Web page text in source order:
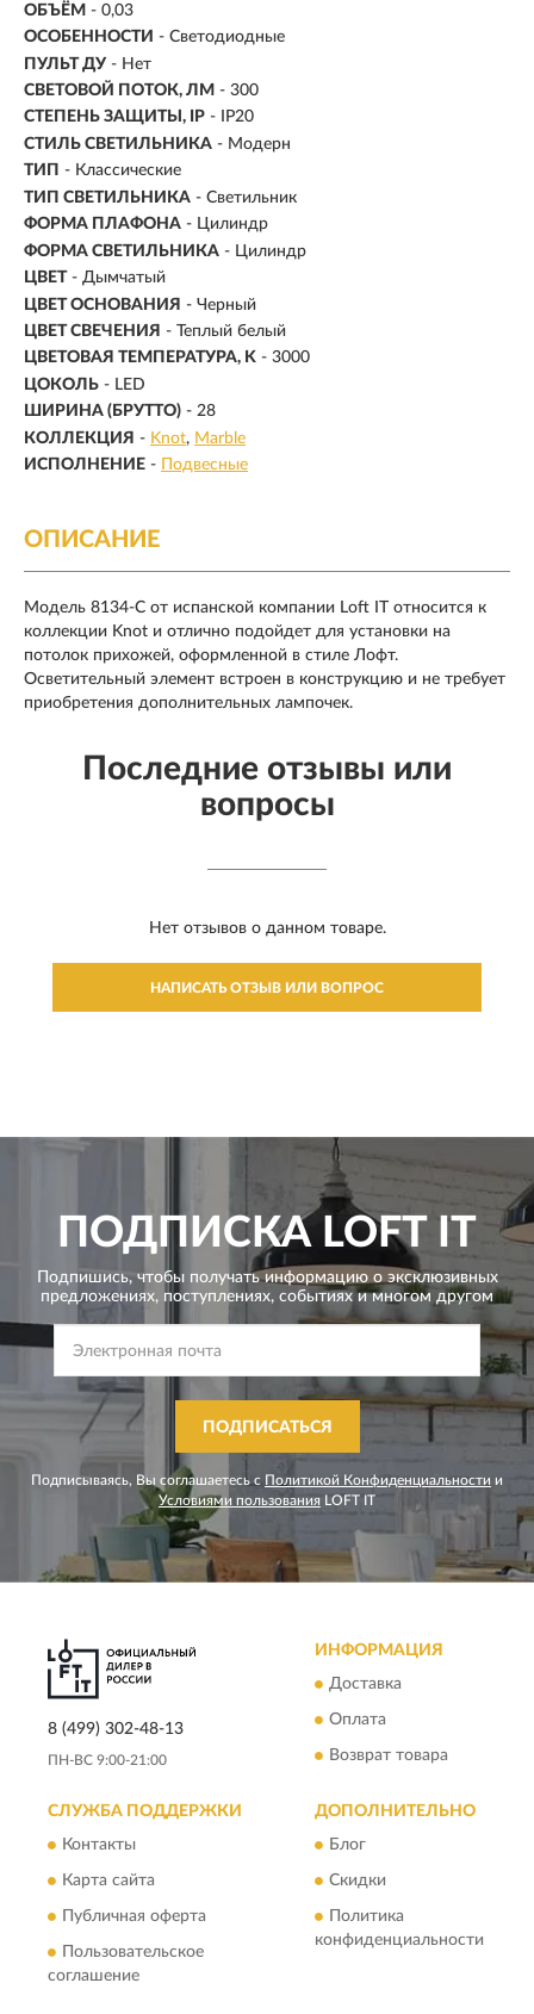
ОБЪЁМ - 0,03
ОСОБЕННОСТИ - Светодиодные
ПУЛЬТ ДУ - Нет
СВЕТОВОЙ ПОТОК, ЛМ - 300
СТЕПЕНЬ ЗАЩИТЫ, IP - IP20
СТИЛЬ СВЕТИЛЬНИКА - Модерн
ТИП - Классические
ТИП СВЕТИЛЬНИКА - Светильник
ФОРМА ПЛАФОНА - Цилиндр
ФОРМА СВЕТИЛЬНИКА - Цилиндр
ЦВЕТ - Дымчатый
ЦВЕТ ОСНОВАНИЯ - Черный
ЦВЕТ СВЕЧЕНИЯ - Теплый белый
ЦВЕТОВАЯ ТЕМПЕРАТУРА, K - 3000
ЦОКОЛЬ - LED
ШИРИНА (БРУТТО) - 28
КОЛЛЕКЦИЯ - Knot
Marble
ИСПОЛНЕНИЕ - Подвесные
ОПИСАНИЕ
Модель 8134-C от испанской компании Loft IT относится к
коллекции Knot и отлично подойдет для установки на
потолок прихожей, оформленной в стиле Лофт.
Осветительный элемент встроен в конструкцию и не требует
приобретения дополнительных лампочек.
Последние отзывы или
вопросы
Нет отзывов о данном товаре.
НАПИСАТЬ ОТЗЫВ ИЛИ ВОПРОС
ПОДПИСКА LOFT IT
Подпишись, чтобы получать информацию о эксклюзивных
предложениях, поступлениях, событиях и многом другом
ПОДПИСАТЬСЯ
Подписываясь, Вы соглашаетесь с Политикой Конфиденциальности и
Условиями пользования LOFT IT
8 (499) 302-48-13
ПН-ВС 9:00-21:00
ИНФОРМАЦИЯ
Доставка
Оплата
Возврат товара
СЛУЖБА ПОДДЕРЖКИ
Контакты
Карта сайта
Публичная оферта
Пользовательское
соглашение
ДОПОЛНИТЕЛЬНО
Блог
Скидки
Политика
конфиденциальности